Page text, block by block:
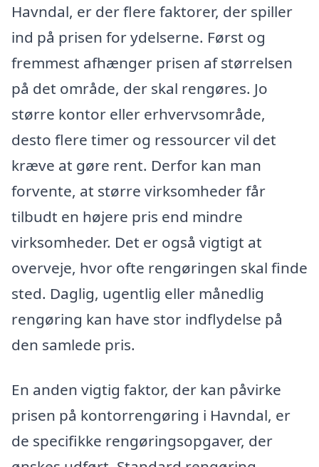
Havndal, er der flere faktorer, der spiller
ind på prisen for ydelserne. Først og
fremmest afhænger prisen af størrelsen
på det område, der skal rengøres. Jo
større kontor eller erhvervsområde,
desto flere timer og ressourcer vil det
kræve at gøre rent. Derfor kan man
forvente, at større virksomheder får
tilbudt en højere pris end mindre
virksomheder. Det er også vigtigt at
overveje, hvor ofte rengøringen skal finde
sted. Daglig, ugentlig eller månedlig
rengøring kan have stor indflydelse på
den samlede pris.
En anden vigtig faktor, der kan påvirke
prisen på kontorrengøring i Havndal, er
de specifikke rengøringsopgaver, der